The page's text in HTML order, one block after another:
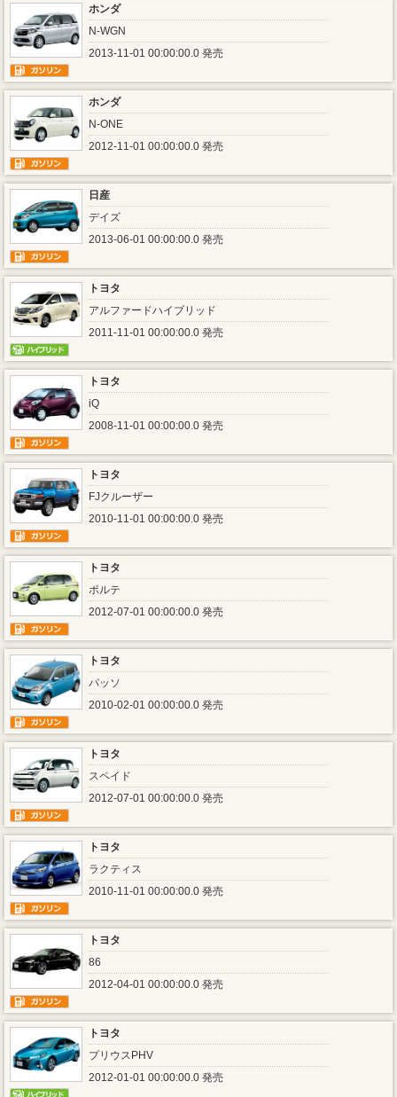
ホンダ
N-WGN
2013-11-01 00:00:00.0 発売
ホンダ
N-ONE
2012-11-01 00:00:00.0 発売
日産
デイズ
2013-06-01 00:00:00.0 発売
トヨタ
アルファードハイブリッド
2011-11-01 00:00:00.0 発売
トヨタ
iQ
2008-11-01 00:00:00.0 発売
トヨタ
FJクルーザー
2010-11-01 00:00:00.0 発売
トヨタ
ポルテ
2012-07-01 00:00:00.0 発売
トヨタ
パッソ
2010-02-01 00:00:00.0 発売
トヨタ
スペイド
2012-07-01 00:00:00.0 発売
トヨタ
ラクティス
2010-11-01 00:00:00.0 発売
トヨタ
86
2012-04-01 00:00:00.0 発売
トヨタ
プリウスPHV
2012-01-01 00:00:00.0 発売